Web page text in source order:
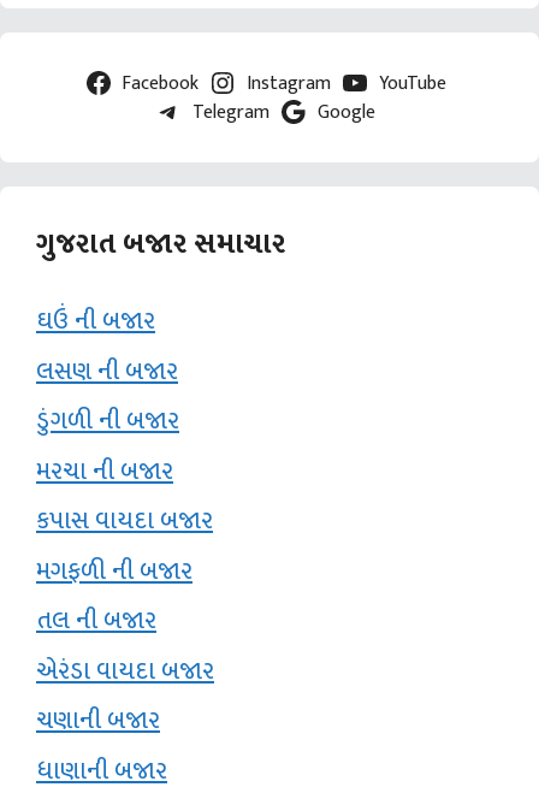
Facebook Instagram
YouTube
Telegram
Google
ગુજરાત બજાર સમાચાર
ઘઉં ની બજાર
લસણ ની બજાર
ડુંગળી ની બજાર
મરચા ની બજાર
કપાસ વાયદા બજાર
મગફળી ની બજાર
તલ ની બજાર
એરંડા વાયદા બજાર
ચણાની બજાર
ધાણાની બજાર